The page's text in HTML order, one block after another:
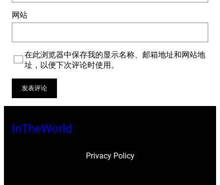
网站
在此浏览器中保存我的显示名称、邮箱地址和网站地
址，以便下次评论时使用。
InTheWorld
Privacy Policy